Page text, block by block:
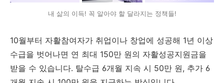
내 삶의 이득! 꼭 알아야 할 달라지는 정책들!
10월부터 자활참여자가 취업이나 창업에 성공해 1년 이상
수급을 벗어나면 연 최대 150만 원의 자활성공지원금을
받을 수 있습니다. 탈수급 6개월 지속 시 50만 원, 추가 6